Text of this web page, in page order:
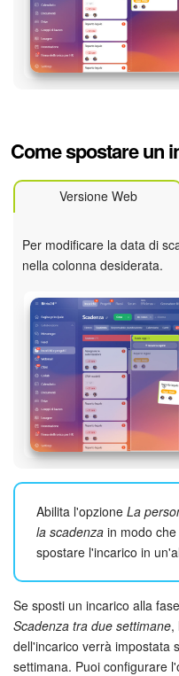
Come spostare un
Versione Web
Per modificare la data di
nella colonna desiderata.
Abilita l'opzione La
la scadenza in modo
spostare l'incarico in
Se sposti un incarico alla fase
Scadenza tra due settimane,
dell'incarico verrà impostata
settimana. Puoi configurare